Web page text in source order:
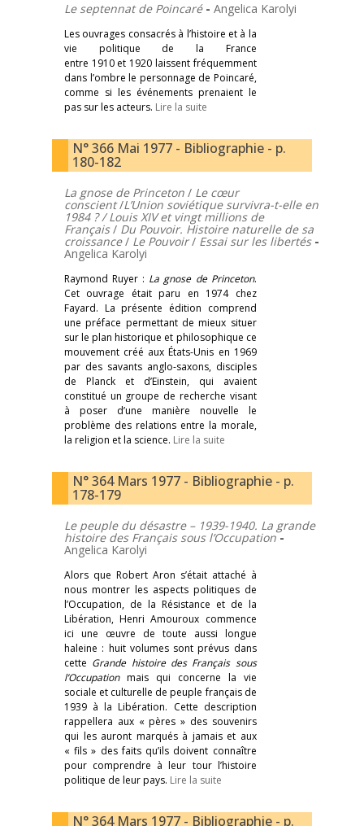
Le septennat de Poincaré - Angelica Karolyi
Les ouvrages consacrés à l’histoire et à la
vie politique de la France
entre 1910 et 1920 laissent fréquemment
dans l’ombre le personnage de Poincaré,
comme si les événements prenaient le
pas sur les acteurs. Lire la suite
N° 366 Mai 1977 - Bibliographie - p.
180-182
La gnose de Princeton / Le cœur
conscient/L’Union soviétique survivra-t-elle en
1984 ? /Louis XIV et vingt millions de
Français/ Du Pouvoir. Histoire naturelle de sa
croissance/ Le Pouvoir/ Essai sur les libertés -
Angelica Karolyi
Raymond Ruyer : La gnose de Princeton.
Cet ouvrage était paru en 1974 chez
Fayard. La présente édition comprend
une préface permettant de mieux situer
sur le plan historique et philosophique ce
mouvement créé aux États-Unis en 1969
par des savants anglo-saxons, disciples
de Planck et d’Einstein, qui avaient
constitué un groupe de recherche visant
à poser d’une manière nouvelle le
problème des relations entre la morale,
la religion et la science. Lire la suite
N° 364 Mars 1977 - Bibliographie - p.
178-179
Le peuple du désastre – 1939-1940. La grande
histoire des Français sous l’Occupation -
Angelica Karolyi
Alors que Robert Aron s’était attaché à
nous montrer les aspects politiques de
l’Occupation, de la Résistance et de la
Libération, Henri Amouroux commence
ici une œuvre de toute aussi longue
haleine : huit volumes sont prévus dans
cette Grande histoire des Français sous
l’Occupation mais qui concerne la vie
sociale et culturelle de peuple français de
1939 à la Libération. Cette description
rappellera aux « pères » des souvenirs
qui les auront marqués à jamais et aux
« fils » des faits qu’ils doivent connaître
pour comprendre à leur tour l’histoire
politique de leur pays. Lire la suite
N° 364 Mars 1977 - Bibliographie - p.